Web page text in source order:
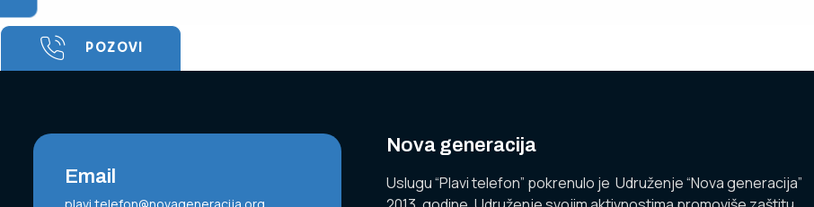
POZOVI
Email
Nova generacija
Uslugu “Plavi telefon” pokrenulo je Udruženje “Nova generacija”